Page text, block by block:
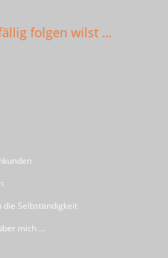
folgen wilst …
die Selbständigkeit
mich …